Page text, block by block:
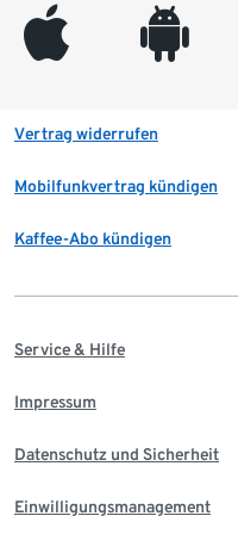
appleinc android
Vertrag widerrufen
Mobilfunkvertrag kündigen
Kaffee-Abo kündigen
Service & Hilfe
Impressum
Datenschutz und Sicherheit
Einwilligungsmanagement